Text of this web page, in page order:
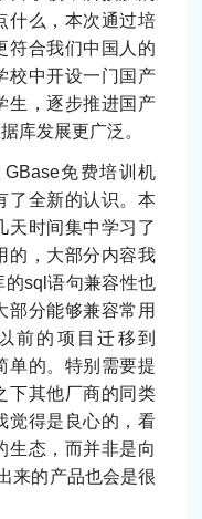
什么，本次通过培
符合我们中国人的
校中开设一门国产
生，逐步推进国产
库发展更广泛。
GBase免费培训机
了全新的认识。本
天时间集中学习了
的，大部分内容我
sql语句兼容性也
部分能够兼容常用
前的项目迁移到
单的。特别需要提
下其他厂商的同类
觉得是良心的，看
生态，而并非是向
来的产品也会是很